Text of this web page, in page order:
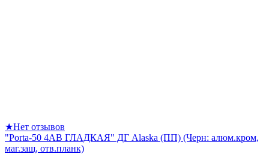
★Нет отзывов
"Porta-50 4AB ГЛАДКАЯ" ДГ Alaska (ПП) (Черн: алюм.кром,
маг.защ, отв.планк)